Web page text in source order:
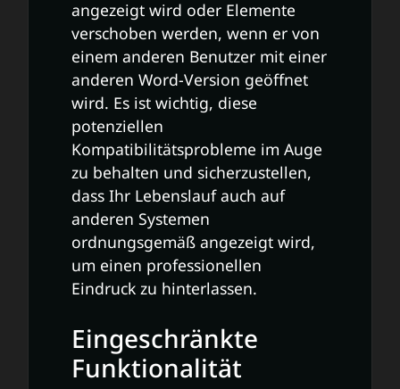
angezeigt wird oder Elemente
verschoben werden, wenn er von
einem anderen Benutzer mit einer
anderen Word-Version geöffnet
wird. Es ist wichtig, diese
potenziellen
Kompatibilitätsprobleme im Auge
zu behalten und sicherzustellen,
dass Ihr Lebenslauf auch auf
anderen Systemen
ordnungsgemäß angezeigt wird,
um einen professionellen
Eindruck zu hinterlassen.
Eingeschränkte
Funktionalität